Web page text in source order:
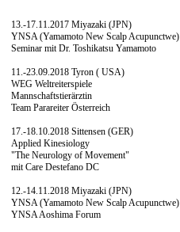
13.-17.11.2017 Miyazaki (JPN)
YNSA (Yamamoto New Scalp Acupunctwe)
Seminar mit Dr. Toshikatsu Yamamoto
11.-23.09.2018 Tyron ( USA)
WEG Weltreiterspiele
Mannschaftstierärztin
Team Parareiter Österreich
17.-18.10.2018 Sittensen (GER)
Applied Kinesiology
"The Neurology of Movement"
mit Care Destefano DC
12.-14.11.2018 Miyazaki (JPN)
YNSA (Yamamoto New Scalp Acupunctwe)
YNSA Aoshima Forum